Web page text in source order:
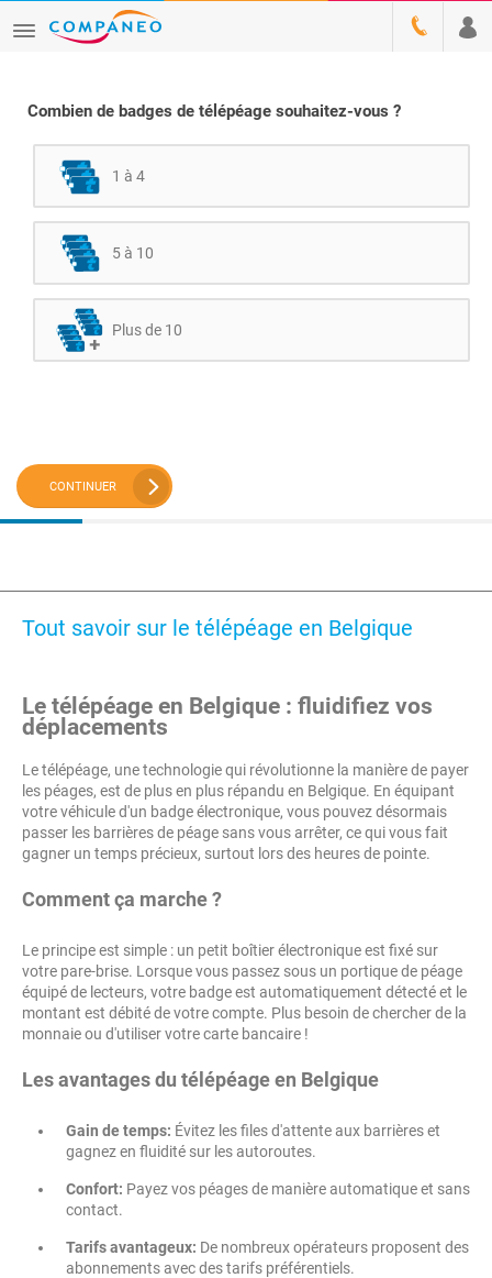
Combien de badges de télépéage souhaitez-vous ?
1 à 4
5 à 10
Plus de 10
CONTINUER
Tout savoir sur le télépéage en Belgique
Le télépéage en Belgique : fluidifiez vos
déplacements
Le télépéage, une technologie qui révolutionne la manière de payer
les péages, est de plus en plus répandu en Belgique. En équipant
votre véhicule d'un badge électronique, vous pouvez désormais
passer les barrières de péage sans vous arrêter, ce qui vous fait
gagner un temps précieux, surtout lors des heures de pointe.
Comment ça marche ?
Le principe est simple : un petit boîtier électronique est fixé sur
votre pare-brise. Lorsque vous passez sous un portique de péage
équipé de lecteurs, votre badge est automatiquement détecté et le
montant est débité de votre compte. Plus besoin de chercher de la
monnaie ou d'utiliser votre carte bancaire !
Les avantages du télépéage en Belgique
Gain de temps: Évitez les files d'attente aux barrières et
gagnez en fluidité sur les autoroutes.
Confort: Payez vos péages de manière automatique et sans
contact.
Tarifs avantageux: De nombreux opérateurs proposent des
abonnements avec des tarifs préférentiels.